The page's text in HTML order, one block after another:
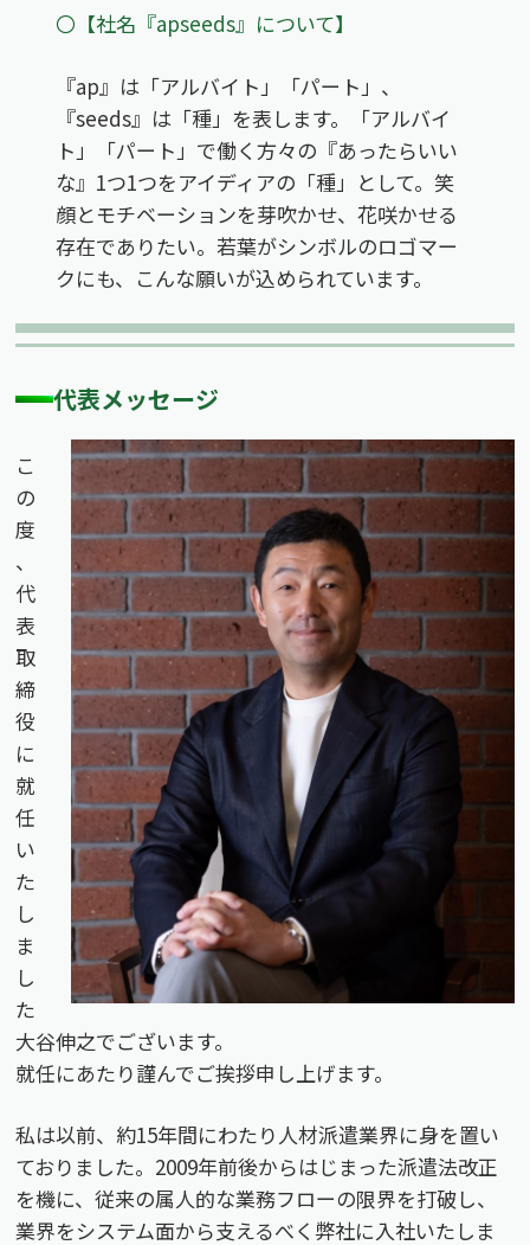
〇【社名『apseeds』について】
『ap』は「アルバイト」「パート」、
『seeds』は「種」を表します。「アルバイ
ト」「パート」で働く方々の『あったらいい
な』1つ1つをアイディアの「種」として。笑
顔とモチベーションを芽吹かせ、花咲かせる
存在でありたい。若葉がシンボルのロゴマー
クにも、こんな願いが込められています。
代表メッセージ
こ
の
度
、
代
表
取
締
役
に
就
任
い
た
し
ま
し
た
大谷伸之でございます。
就任にあたり謹んでご挨拶申し上げます。
私は以前、約15年間にわたり人材派遣業界に身を置い
ておりました。2009年前後からはじまった派遣法改正
を機に、従来の属人的な業務フローの限界を打破し、
業界をシステム面から支えるべく弊社に入社いたしま